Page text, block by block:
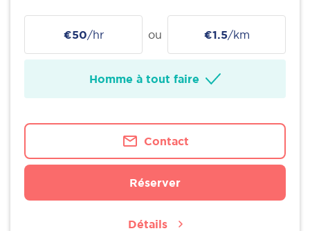
€50/hr ou €1.5/km
Homme à tout faire
Contact
Réserver
Détails